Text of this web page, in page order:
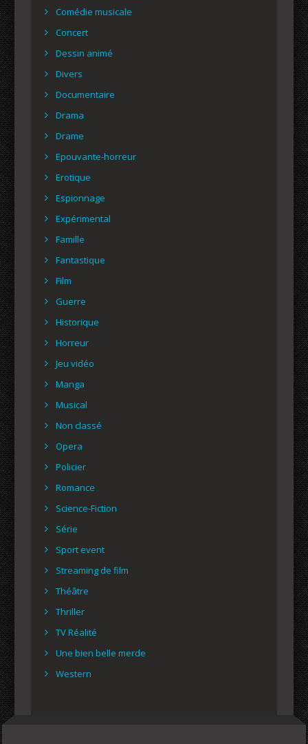
Comédie musicale
Concert
Dessin animé
Divers
Documentaire
Drama
Drame
Epouvante-horreur
Erotique
Espionnage
Expérimental
Famille
Fantastique
Film
Guerre
Historique
Horreur
Jeu vidéo
Manga
Musical
Non classé
Opera
Policier
Romance
Science-Fiction
Série
Sport event
Streaming de film
Théâtre
Thriller
TV Réalité
Une bien belle merde
Western